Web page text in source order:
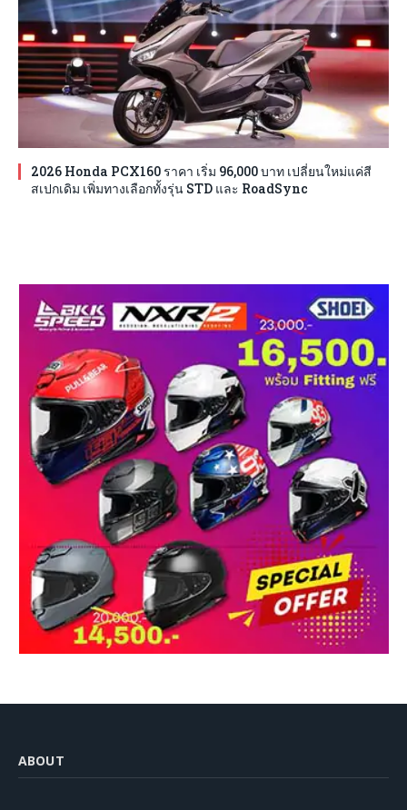
2026 Honda PCX160 ราคา เริ่ม 96,000 บาท เปลี่ยนใหม่แค่สี
สเปกเดิม เพิ่มทางเลือกทั้งรุ่น STD และ RoadSync
ABOUT